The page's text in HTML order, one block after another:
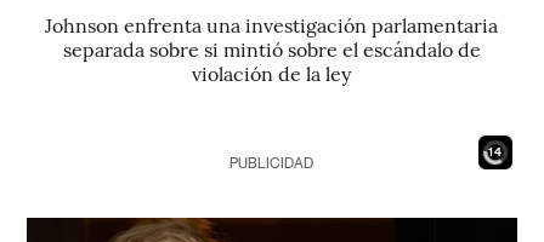
Johnson enfrenta una investigación parlamentaria
separada sobre si mintió sobre el escándalo de
violación de la ley
12
PUBLICIDAD